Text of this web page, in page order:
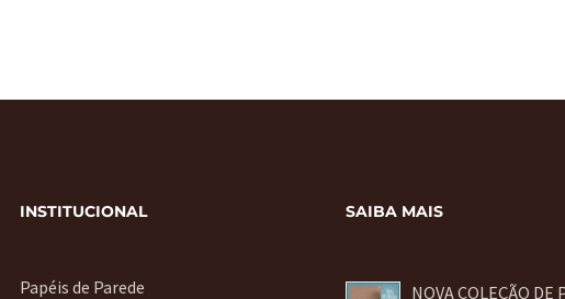
INSTITUCIONAL
Papéis de Parede
SAIBA MAIS
NOVA COLEÇÃO DE